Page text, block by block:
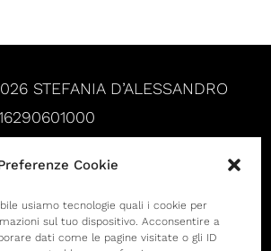
Cookie
usiamo tecnologie quali i cookie per
sul tuo dispositivo. Acconsentire a
dati come le pagine visitate o gli ID
STEFANIA D’ALESSANDRO